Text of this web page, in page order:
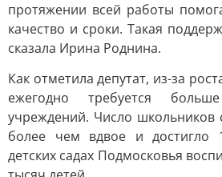
протяжении всей работы
качество и сроки. Такая
сказала Ирина Роднина.
Как отметила депутат, из-за
ежегодно требуется
учреждений. Число школьников
более чем вдвое и достигло
детских садах Подмосковья